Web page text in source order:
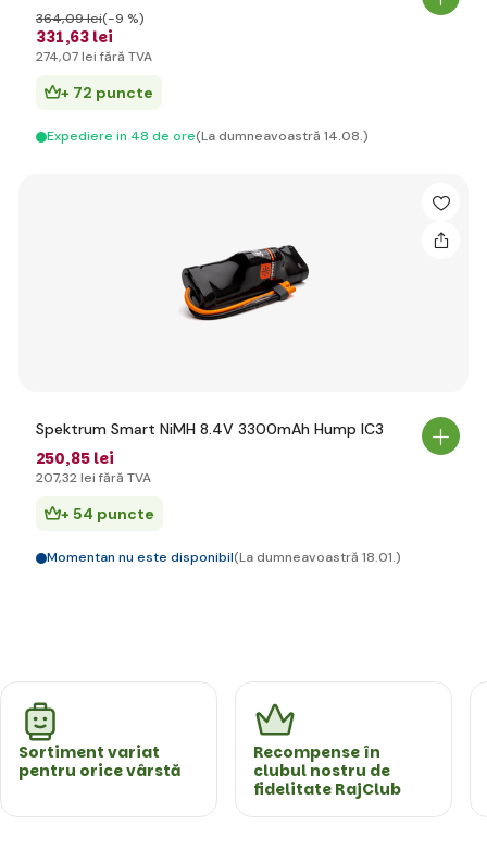
331,63 lei
364,09 lei(-9 %)
274,07 lei fără TVA
+ 72 puncte
Expediere in 48 de ore(La dumneavoastră 14.08.)
Spektrum Smart NiMH 8.4V 3300mAh Hump IC3
250,85 lei
207,32 lei fără TVA
+ 54 puncte
Momentan nu este disponibil(La dumneavoastră 18.01.)
Sortiment variat
pentru orice vârstă
Recompense în
clubul nostru de
fidelitate RajClub